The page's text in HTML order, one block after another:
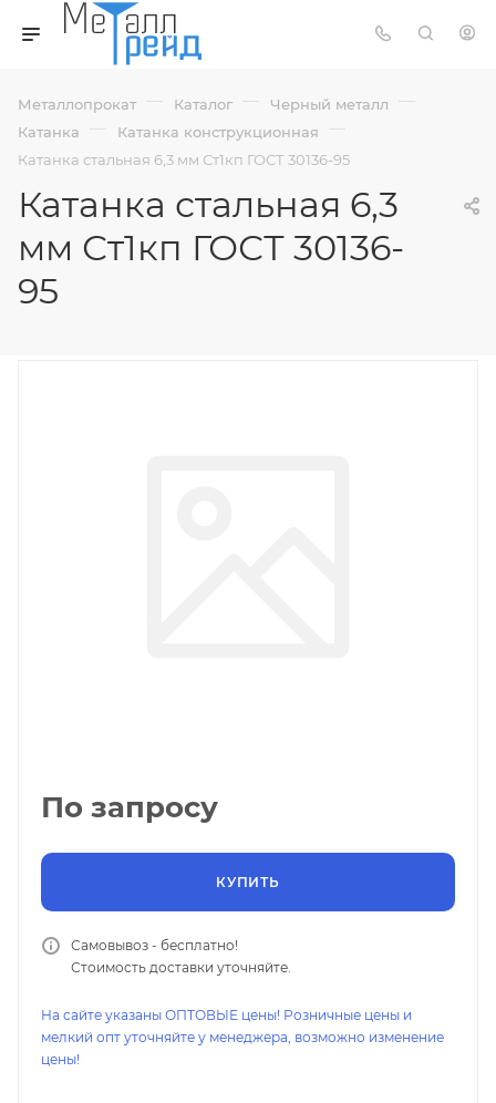
Металлопрокат — Каталог — Черный металл —
Катанка — Катанка конструкционная —
Катанка стальная 6,3 мм Ст1кп ГОСТ 30136-95
Катанка стальная 6,3
мм Ст1кп ГОСТ 30136-
95
По запросу
КУПИТЬ
Самовывоз - бесплатно!
Стоимость доставки уточняйте.
На сайте указаны ОПТОВЫЕ цены! Розничные цены и
мелкий опт уточняйте у менеджера, возможно изменение
цены!